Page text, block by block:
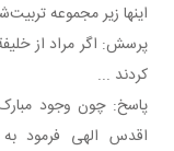
اينها زير مجموعه
پرسش: اگر مراد از
کردند ...
پاسخ: چون وجود
اقدس الهی فرمود